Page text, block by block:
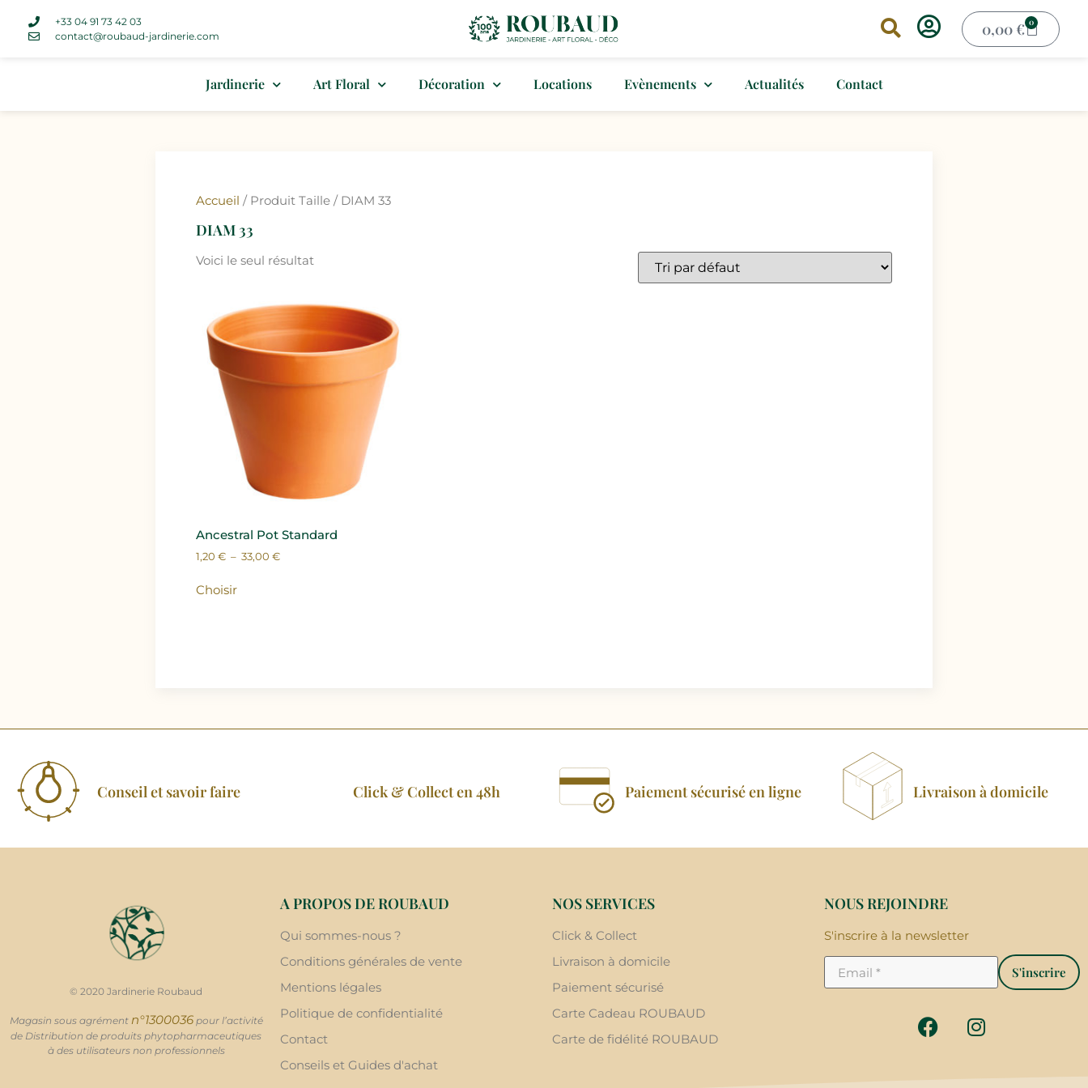
+33 04 91 73 42 03
contact@roubaud-jardinerie.com
0,00 € 0
Jardinerie Art Floral Décoration Locations Evènements Actualités Contact
Accueil / Produit Taille / DIAM 33
DIAM 33
Voici le seul résultat
Ancestral Pot Standard
1,20 € – 33,00 €
Choisir
Conseil et savoir faire Click & Collect en 48h Paiement sécurisé en ligne Livraison à domicile
© 2020 Jardinerie Roubaud
Magasin sous agrément n°1300036pour l’activité
de Distribution de produits phytopharmaceutiques
à des utilisateurs non professionnels
A PROPOS DE ROUBAUD
Qui sommes-nous ?
Conditions générales de vente
Mentions légales
Politique de confidentialité
Contact
Conseils et Guides d'achat
NOS SERVICES
Click & Collect
Livraison à domicile
Paiement sécurisé
Carte Cadeau ROUBAUD
Carte de fidélité ROUBAUD
NOUS REJOINDRE
S'inscrire à la newsletter
S'inscrire